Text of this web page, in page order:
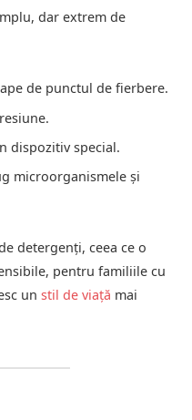
dar extrem de
de punctul de fierbere.
dispozitiv special.
microorganismele și
detergenți, ceea ce o
pentru familiile cu
un stil de viață mai